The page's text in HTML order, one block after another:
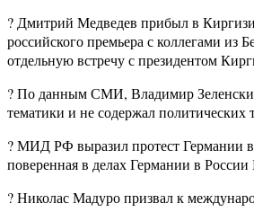
? Дмитрий Медведев прибыл в
российского премьера с коллегами
отдельную встречу с президентом
? По данным СМИ, Владимир Зеленский
тематики и не содержал
? МИД РФ выразил протест Германии
поверенная в делах Германии в России
? Николас Мадуро призвал к